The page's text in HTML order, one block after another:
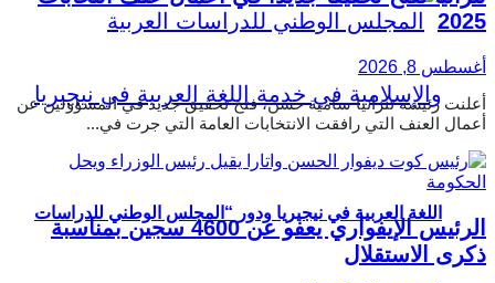
اللغة العربية في نيجيريا ودور “المجلس الوطني للدراسات
2025
أغسطس 8, 2026
أعلنت رئيسة تنزانيا سامية حسن، فتح تحقيق جديد في المسؤولين عن
أعمال العنف التي رافقت الانتخابات العامة التي جرت في...
الرئيس الإيفواري يعفو عن 4600 سجين بمناسبة
ذكرى الاستقلال